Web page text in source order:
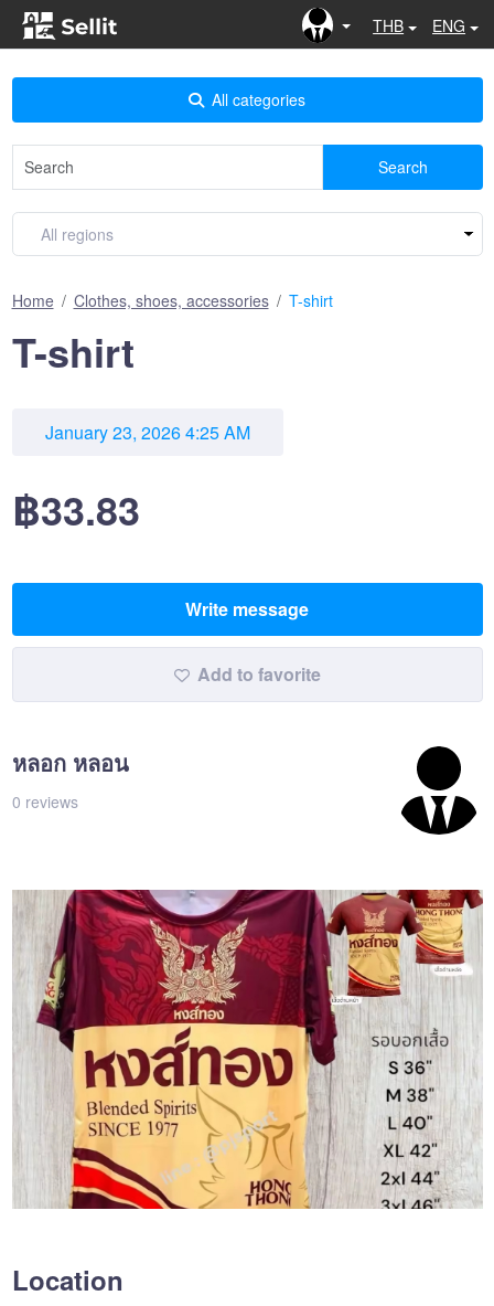
THB ENG
All categories
Search
Home Clothes, shoes, accessories T-shirt
T-shirt
January 23, 2026 4:25 AM
Location
฿33.83
Write message
Add to favorite
หลอก หลอน
0 reviews